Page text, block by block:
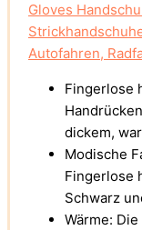
Gloves
Autofahren,
Fingerlose
dickem,
Modische
Fingerlose
Schwarz
Wärme: